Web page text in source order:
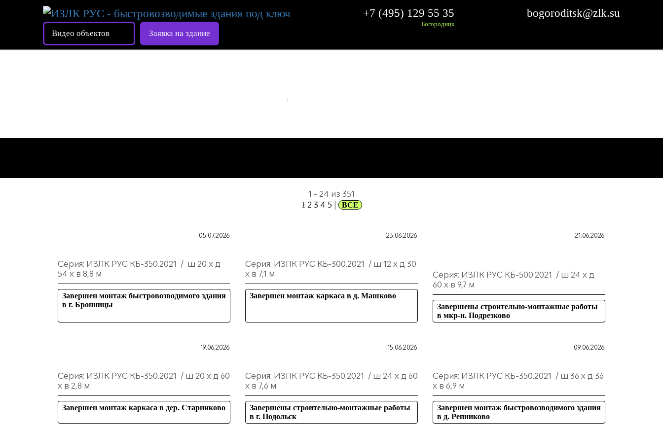
+7 (495) 129 55 35
Богородицк
bogoroditsk@zlk.su
Видео объектов Заявка на здание
1 - 24 из 351
1 2 3 4 5 ВСЕ
05.07.2026
Серия: ИЗЛК РУС КБ-350.2021 / ш 20 х д
54 х в 8,8 м
Завершен монтаж быстровозводимого здания
в г. Бронницы
23.06.2026
Серия: ИЗЛК РУС КБ-300.2021 / ш 12 х д 30
х в 7,1 м
Завершен монтаж каркаса в д. Машково
21.06.2026
Серия: ИЗЛК РУС КБ-500.2021 / ш 24 х д
60 х в 9,7 м
Завершены строительно-монтажные работы
в мкр-н. Подрезково
19.06.2026
Серия: ИЗЛК РУС КБ-350.2021 / ш 20 х д 60
х в 2,8 м
Завершен монтаж каркаса в дер. Старниково
15.06.2026
Серия: ИЗЛК РУС КБ-350.2021 / ш 24 х д 60
х в 7,6 м
Завершены строительно-монтажные работы
в г. Подольск
09.06.2026
Серия: ИЗЛК РУС КБ-350.2021 / ш 36 х д 36
х в 6,9 м
Завершен монтаж быстровозводимого здания
в д. Репниково